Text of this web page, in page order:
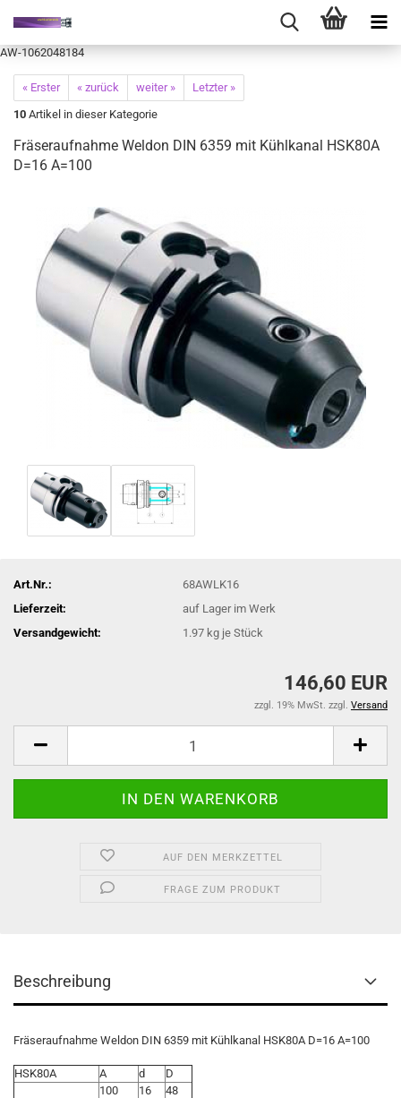
AW-1062048184
« Erster « zurück weiter »
Letzter »
10 Artikel in dieser Kategorie
Fräseraufnahme Weldon DIN 6359 mit Kühlkanal HSK80A
D=16 A=100
Art.Nr.:
68AWLK16
Lieferzeit:
auf Lager im Werk
Versandgewicht:
1.97 kg je Stück
146,60 EUR
zzgl. 19% MwSt. zzgl. Versand
AUF DEN MERKZETTEL
FRAGE ZUM PRODUKT
Beschreibung
Fräseraufnahme Weldon DIN 6359 mit Kühlkanal HSK80A D=16 A=100
HSK80A A d
D
100
16 48